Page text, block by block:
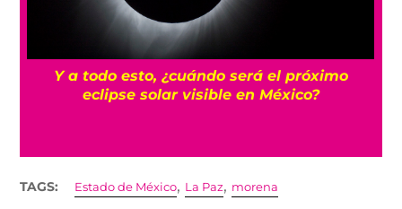
Y a todo esto, ¿cuándo será el próximo
eclipse solar visible en México?
TAGS: Estado de México, La Paz, morena